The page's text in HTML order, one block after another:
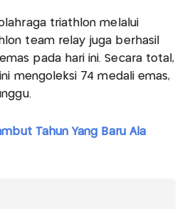
triathlon melalui
team relay juga berhasil
pada hari ini. Secara total,
mengoleksi 74 medali emas,
Tahun Yang Baru Ala